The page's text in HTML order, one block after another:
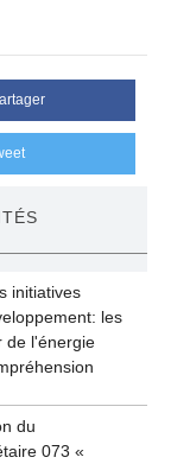
initiatives
les
de l'énergie
du
073 «